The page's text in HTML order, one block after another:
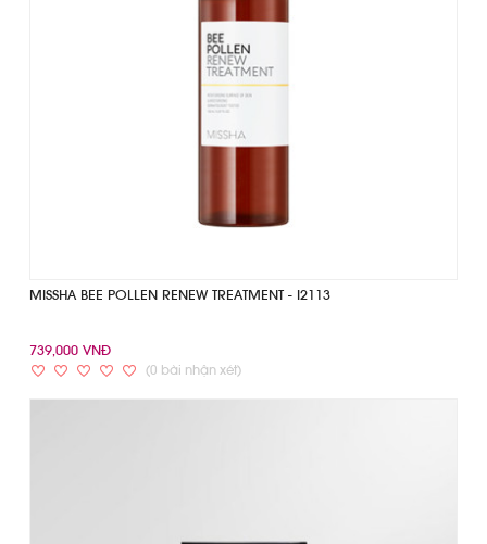
MISSHA BEE POLLEN RENEW TREATMENT - I2113
739,000 VNĐ
(0 bài nhận xét)